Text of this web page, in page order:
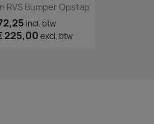
RVS Bumper Opstap
incl. btw
225,00 excl. btw